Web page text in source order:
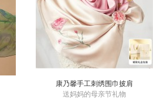
康乃馨手工刺绣围巾披肩
送妈妈的母亲节礼物